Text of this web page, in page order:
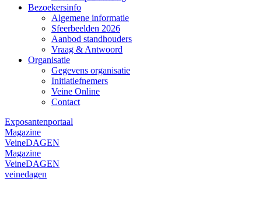
Bezoekersinfo
Algemene informatie
Sfeerbeelden 2026
Aanbod standhouders
Vraag & Antwoord
Organisatie
Gegevens organisatie
Initiatiefnemers
Veine Online
Contact
Exposantenportaal
Magazine
VeineDAGEN
Magazine
VeineDAGEN
veinedagen